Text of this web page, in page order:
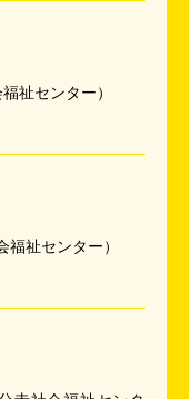
福祉センター）
福祉センター）